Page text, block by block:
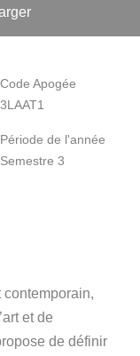
Code Apogée
3LAAT1
Période de l'année
Semestre 3
contemporain,
et de
de définir